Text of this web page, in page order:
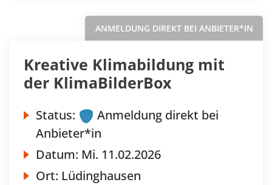
ANMELDUNG DIREKT BEI ANBIETER*IN
Kreative Klimabildung mit
der KlimaBilderBox
Status:
Anmeldung direkt bei
Anbieter*in
Datum: Mi. 11.02.2026
Ort: Lüdinghausen